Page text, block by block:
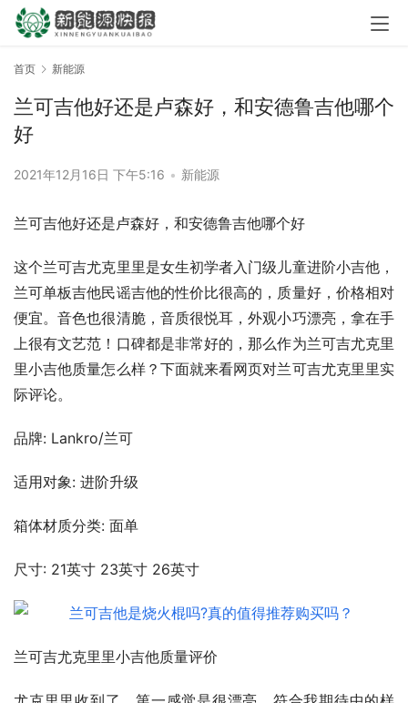
首页 新能源
兰可吉他好还是卢森好，和安德鲁吉他哪个
好
2021年12月16日 下午5:16 • 新能源
兰可吉他好还是卢森好，和安德鲁吉他哪个好
这个兰可吉尤克里里是女生初学者入门级儿童进阶小吉他，
兰可单板吉他民谣吉他的性价比很高的，质量好，价格相对
便宜。音色也很清脆，音质很悦耳，外观小巧漂亮，拿在手
上很有文艺范！口碑都是非常好的，那么作为兰可吉尤克里
里小吉他质量怎么样？下面就来看网页对兰可吉尤克里里实
际评论。
品牌: Lankro/兰可
适用对象: 进阶升级
箱体材质分类: 面单
尺寸: 21英寸 23英寸 26英寸
兰可吉尤克里里小吉他质量评价